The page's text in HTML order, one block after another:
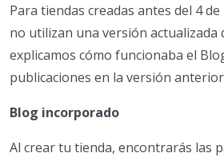
Para tiendas creadas antes del 4
no utilizan una versión actualizada
explicamos cómo funcionaba el
publicaciones en la versión
Blog incorporado
Al crear tu tienda, encontrarás las